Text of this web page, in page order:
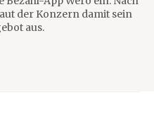
der Konzern damit sein
aus.